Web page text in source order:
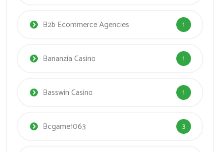
B2b Ecommerce Agencies 1
Bananzia Casino 1
Basswin Casino 1
Bcgame1063 3